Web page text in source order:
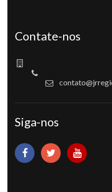
Contate-nos
Siga-nos